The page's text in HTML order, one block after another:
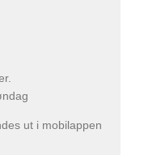
ut i mobilappen